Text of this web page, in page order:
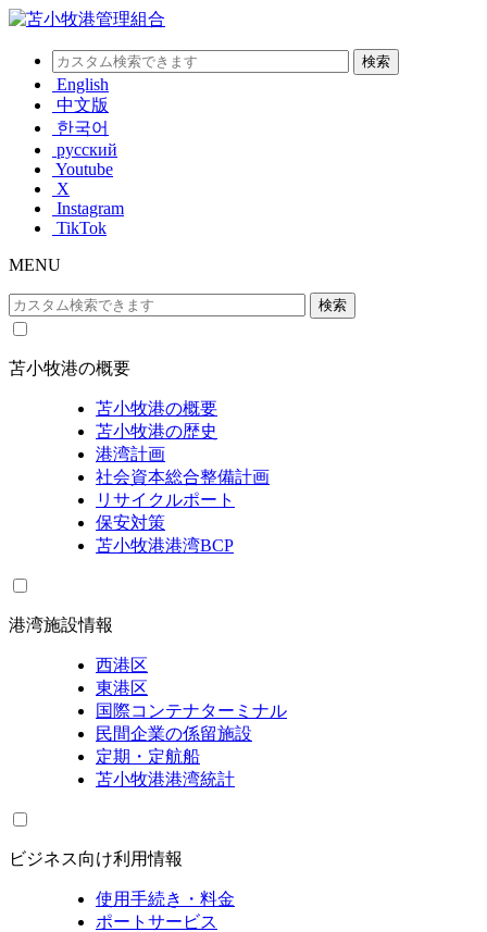
English
中文版
한국어
русский
Youtube
X
Instagram
TikTok
MENU
苫小牧港の概要
苫小牧港の概要
苫小牧港の歴史
港湾計画
社会資本総合整備計画
リサイクルポート
保安対策
苫小牧港港湾BCP
港湾施設情報
西港区
東港区
国際コンテナターミナル
民間企業の係留施設
定期・定航船
苫小牧港港湾統計
ビジネス向け利用情報
使用手続き・料金
ポートサービス